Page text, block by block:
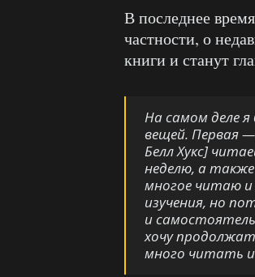
В последнее
частности, о
книги и станут
На самом деле
вещей. Первая
Белл Хукс]
неделю, а также
многое читаю и
изучения, но
и
хочу
много читать